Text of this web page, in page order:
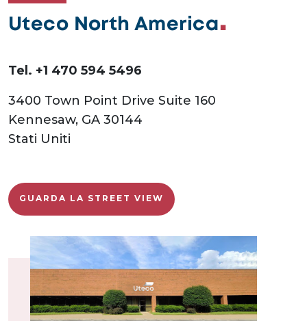
Uteco North America
Tel. +1 470 594 5496
3400 Town Point Drive Suite 160
Kennesaw, GA 30144
Stati Uniti
GUARDA LA STREET VIEW